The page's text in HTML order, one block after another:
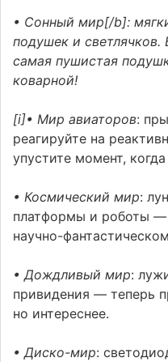
• Сонный мир[/b]:
подушек и
самая пушистая
коварной!
[i]• Мир авиаторов:
реагируйте на
упустите момент,
• Космический мир:
платформы и роботы —
научно-
• Дождливый мир:
привидения — теперь
но интереснее.
• Диско-мир: